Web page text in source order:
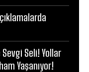
Sevgi Seli! Yollar
Yaşanıyor!